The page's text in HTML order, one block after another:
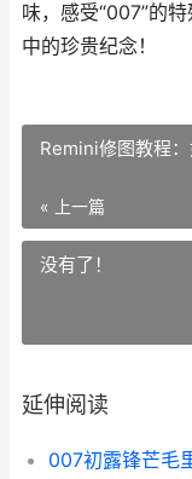
味，感受“007”的
中的珍贵纪念！
Remini修图教程
« 上一篇
没有了！
延伸阅读